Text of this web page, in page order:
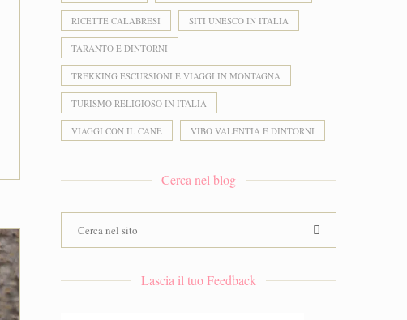
RICETTE CALABRESI SITI UNESCO IN ITALIA
TARANTO E DINTORNI
TREKKING ESCURSIONI E VIAGGI IN MONTAGNA
TURISMO RELIGIOSO IN ITALIA
VIAGGI CON IL CANE VIBO VALENTIA E DINTORNI
Cerca nel blog
Lascia il tuo Feedback